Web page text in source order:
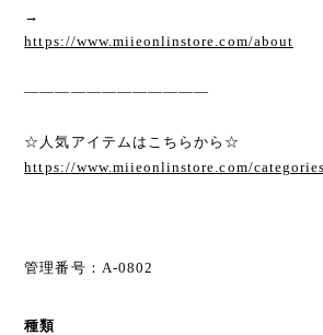
→
https://www.miieonlinstore.com/about
————————————
☆人気アイテムはこちらから☆
https://www.miieonlinstore.com/
管理番号：A-0802
種類